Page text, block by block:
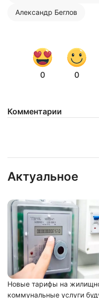
Александр Беглов
0 0
Комментарии
Актуальное
Новые тарифы на
коммунальные услуги
соглашаетесь с